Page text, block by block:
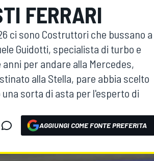
FERRARI
ci sono Costruttori che bussano a
Guidotti, specialista di turbo e
per andare alla Mercedes,
alla Stella, pare abbia scelto
sorta di asta per l'esperto di
AGGIUNGI COME FONTE PREFERITA